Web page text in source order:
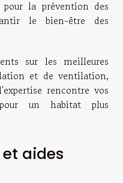
la prévention des
le bien-être des
sur les meilleures
et de ventilation,
rencontre vos
un habitat plus
aides